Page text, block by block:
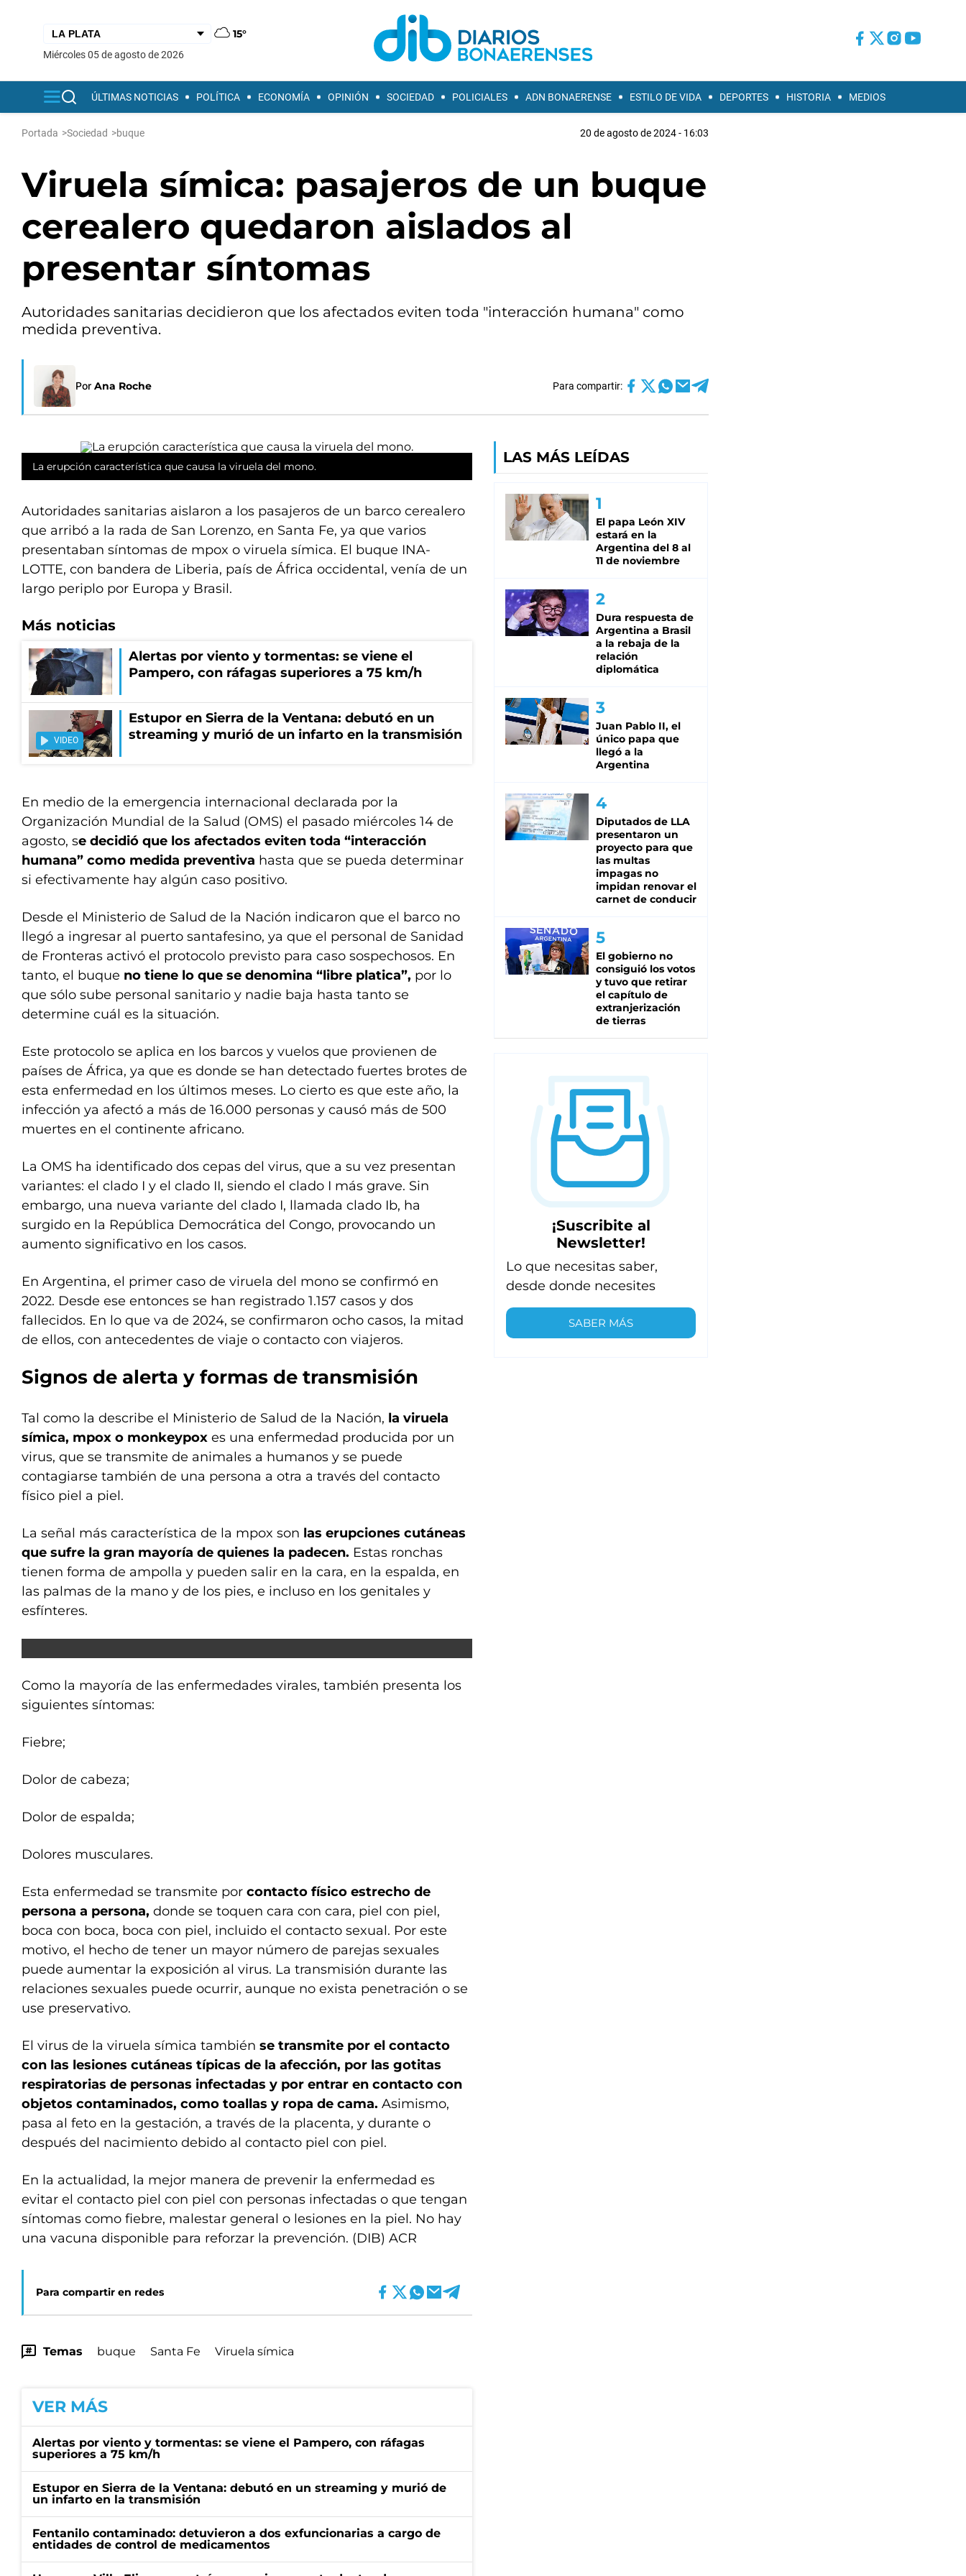
15°
miércoles 05 de agosto de 2026
ÚLTIMAS NOTICIAS POLÍTICA ECONOMÍA OPINIÓN SOCIEDAD POLICIALES ADN BONAERENSE ESTILO DE VIDA DEPORTES HISTORIA MEDIOS
Portada >Sociedad >buque 20 de agosto de 2024 - 16:03
Viruela símica: pasajeros de un buque
cerealero quedaron aislados al
presentar síntomas
Autoridades sanitarias decidieron que los afectados eviten toda "interacción humana" como
medida preventiva.
Por Ana Roche Para compartir:
La erupción característica que causa la viruela del mono.
Autoridades sanitarias aislaron a los pasajeros de un barco cerealero
que arribó a la rada de San Lorenzo, en Santa Fe, ya que varios
presentaban síntomas de mpox o viruela símica. El buque INA-
LOTTE, con bandera de Liberia, país de África occidental, venía de un
largo periplo por Europa y Brasil.
Más noticias
Alertas por viento y tormentas: se viene el
Pampero, con ráfagas superiores a 75 km/h
VIDEO
Estupor en Sierra de la Ventana: debutó en un
streaming y murió de un infarto en la transmisión
En medio de la emergencia internacional declarada por la
Organización Mundial de la Salud (OMS) el pasado miércoles 14 de
agosto, se decidió que los afectados eviten toda “interacción
humana” como medida preventiva hasta que se pueda determinar
si efectivamente hay algún caso positivo.
Desde el Ministerio de Salud de la Nación indicaron que el barco no
llegó a ingresar al puerto santafesino, ya que el personal de Sanidad
de Fronteras activó el protocolo previsto para caso sospechosos. En
tanto, el buque no tiene lo que se denomina “libre platica”, por lo
que sólo sube personal sanitario y nadie baja hasta tanto se
determine cuál es la situación.
Este protocolo se aplica en los barcos y vuelos que provienen de
países de África, ya que es donde se han detectado fuertes brotes de
esta enfermedad en los últimos meses. Lo cierto es que este año, la
infección ya afectó a más de 16.000 personas y causó más de 500
muertes en el continente africano.
La OMS ha identificado dos cepas del virus, que a su vez presentan
variantes: el clado I y el clado II, siendo el clado I más grave. Sin
embargo, una nueva variante del clado I, llamada clado Ib, ha
surgido en la República Democrática del Congo, provocando un
aumento significativo en los casos.
En Argentina, el primer caso de viruela del mono se confirmó en
2022. Desde ese entonces se han registrado 1.157 casos y dos
fallecidos. En lo que va de 2024, se confirmaron ocho casos, la mitad
de ellos, con antecedentes de viaje o contacto con viajeros.
Signos de alerta y formas de transmisión
Tal como la describe el Ministerio de Salud de la Nación, la viruela
símica, mpox o monkeypox es una enfermedad producida por un
virus, que se transmite de animales a humanos y se puede
contagiarse también de una persona a otra a través del contacto
físico piel a piel.
La señal más característica de la mpox son las erupciones cutáneas
que sufre la gran mayoría de quienes la padecen. Estas ronchas
tienen forma de ampolla y pueden salir en la cara, en la espalda, en
las palmas de la mano y de los pies, e incluso en los genitales y
esfínteres.
Como la mayoría de las enfermedades virales, también presenta los
siguientes síntomas:
Fiebre;
Dolor de cabeza;
Dolor de espalda;
Dolores musculares.
Esta enfermedad se transmite por contacto físico estrecho de
persona a persona, donde se toquen cara con cara, piel con piel,
boca con boca, boca con piel, incluido el contacto sexual. Por este
motivo, el hecho de tener un mayor número de parejas sexuales
puede aumentar la exposición al virus. La transmisión durante las
relaciones sexuales puede ocurrir, aunque no exista penetración o se
use preservativo.
El virus de la viruela símica también se transmite por el contacto
con las lesiones cutáneas típicas de la afección, por las gotitas
respiratorias de personas infectadas y por entrar en contacto con
objetos contaminados, como toallas y ropa de cama. Asimismo,
pasa al feto en la gestación, a través de la placenta, y durante o
después del nacimiento debido al contacto piel con piel.
En la actualidad, la mejor manera de prevenir la enfermedad es
evitar el contacto piel con piel con personas infectadas o que tengan
síntomas como fiebre, malestar general o lesiones en la piel. No hay
una vacuna disponible para reforzar la prevención. (DIB) ACR
Para compartir en redes
Temas buque Santa Fe Viruela símica
VER MÁS
Alertas por viento y tormentas: se viene el Pampero, con ráfagas
superiores a 75 km/h
Estupor en Sierra de la Ventana: debutó en un streaming y murió de
un infarto en la transmisión
Fentanilo contaminado: detuvieron a dos exfuncionarias a cargo de
entidades de control de medicamentos
LAS MÁS LEÍDAS
El papa León XIV
estará en la
Argentina del 8 al
11 de noviembre
Dura respuesta de
Argentina a Brasil
a la rebaja de la
relación
diplomática
Juan Pablo II, el
único papa que
llegó a la
Argentina
Diputados de LLA
presentaron un
proyecto para que
las multas
impagas no
impidan renovar el
carnet de conducir
El gobierno no
consiguió los votos
y tuvo que retirar
el capítulo de
extranjerización
de tierras
¡Suscribite al
Newsletter!
Lo que necesitas saber,
desde donde necesites
SABER MÁS